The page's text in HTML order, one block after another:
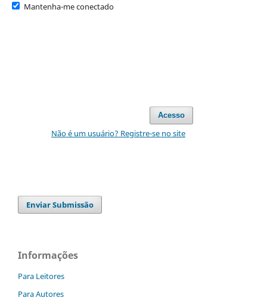
Mantenha-me conectado
Acesso
Não é um usuário? Registre-se no site
Enviar Submissão
Informações
Para Leitores
Para Autores